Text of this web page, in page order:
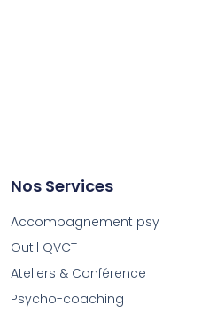
Nos Services
Accompagnement psy
Outil QVCT
Ateliers & Conférence
Psycho-coaching